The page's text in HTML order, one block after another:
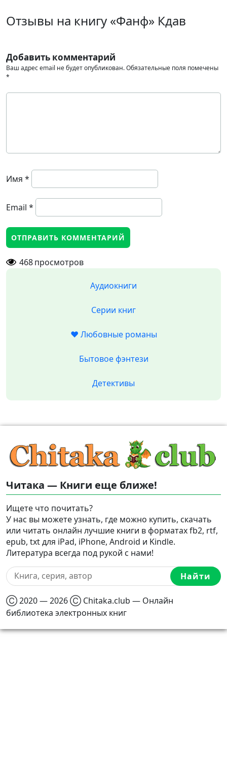
Отзывы на книгу «Фанф» Кдав
Добавить комментарий
Ваш адрес email не будет опубликован.Обязательные поля помечены
*
Имя *
Email *
468просмотров
Аудиокниги
Серии книг
❤️ Любовные романы
Бытовое фэнтези
Детективы
Читака — Книги еще ближе!
Ищете что почитать?
У нас вы можете узнать, где можно купить, скачать
или читать онлайн лучшие книги в форматах fb2, rtf,
epub, txt для iPad, iPhone, Android и Kindle.
Литература всегда под рукой с нами!
Найти
Ⓒ 2020 — 2026 Ⓒ Chitaka.club — Онлайн
библиотека электронных книг